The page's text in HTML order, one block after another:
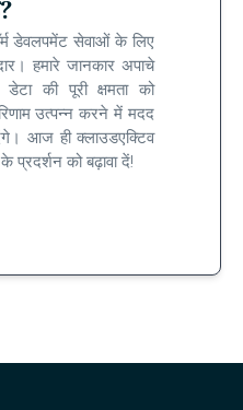
डेवलपमेंट सेवाओं के लिए
हमारे जानकार अपाचे
की पूरी क्षमता को
उत्पन्न करने में मदद
आज ही क्लाउडएक्टिव
प्रदर्शन को बढ़ावा दें!